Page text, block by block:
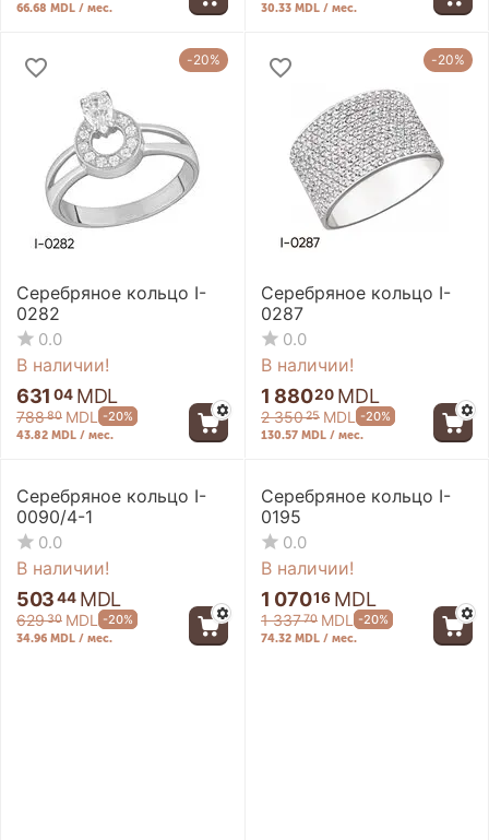
66.68 MDL / мес. 30.33 MDL / мес.
-20%
Серебряное кольцо I-
0282
0.0
В наличии!
631 04 MDL
78880 MDL -20%
43.82 MDL / мес.
-20%
Серебряное кольцо I-
0287
0.0
В наличии!
1 88020 MDL
2 35025 MDL -20%
130.57 MDL / мес.
Серебряное кольцо I-
0090/4-1
0.0
В наличии!
50344 MDL
62930 MDL -20%
34.96 MDL / мес.
Серебряное кольцо I-
0195
0.0
В наличии!
1 07016 MDL
1 33770 MDL -20%
74.32 MDL / мес.